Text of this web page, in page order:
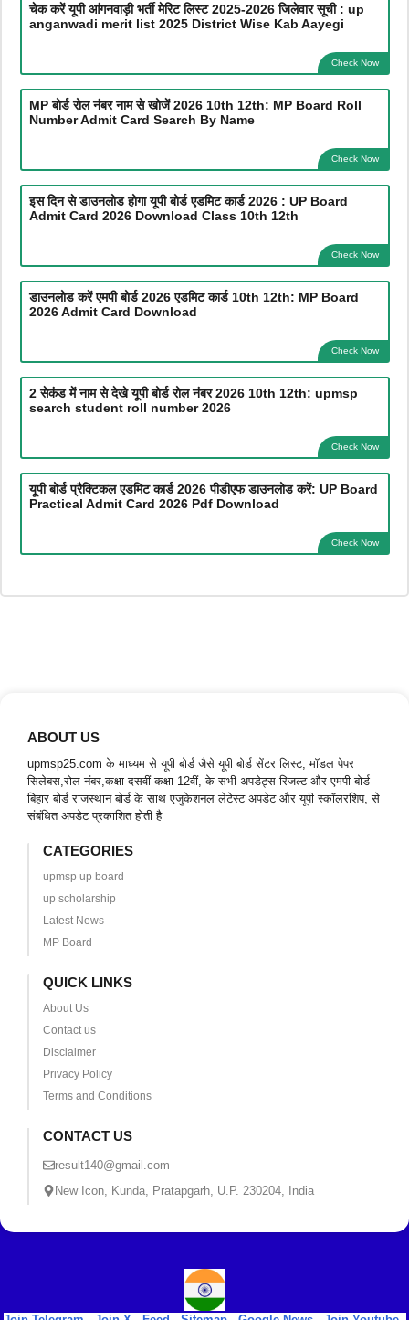
चेक करें यूपी आंगनवाड़ी भर्ती मेरिट लिस्ट 2025-2026 जिलेवार सूची : up
anganwadi merit list 2025 District Wise Kab Aayegi
Check Now
MP बोर्ड रोल नंबर नाम से खोजें 2026 10th 12th: MP Board Roll
Number Admit Card Search By Name
Check Now
इस दिन से डाउनलोड होगा यूपी बोर्ड एडमिट कार्ड 2026 : UP Board
Admit Card 2026 Download Class 10th 12th
Check Now
डाउनलोड करें एमपी बोर्ड 2026 एडमिट कार्ड 10th 12th: MP Board
2026 Admit Card Download
Check Now
2 सेकंड में नाम से देखे यूपी बोर्ड रोल नंबर 2026 10th 12th: upmsp
search student roll number 2026
Check Now
यूपी बोर्ड प्रैक्टिकल एडमिट कार्ड 2026 पीडीएफ डाउनलोड करें: UP Board
Practical Admit Card 2026 Pdf Download
Check Now
ABOUT US
upmsp25.com के माध्यम से यूपी बोर्ड जैसे यूपी बोर्ड सेंटर लिस्ट, मॉडल पेपर
सिलेबस,रोल नंबर,कक्षा दसवीं कक्षा 12वीं, के सभी अपडेट्स रिजल्ट और एमपी बोर्ड
बिहार बोर्ड राजस्थान बोर्ड के साथ एजुकेशनल लेटेस्ट अपडेट और यूपी स्कॉलरशिप, से
संबंधित अपडेट प्रकाशित होती है
CATEGORIES
upmsp up board
up scholarship
Latest News
MP Board
QUICK LINKS
About Us
Contact us
Disclaimer
Privacy Policy
Terms and Conditions
CONTACT US
result140@gmail.com
New Icon, Kunda, Pratapgarh, U.P. 230204, India